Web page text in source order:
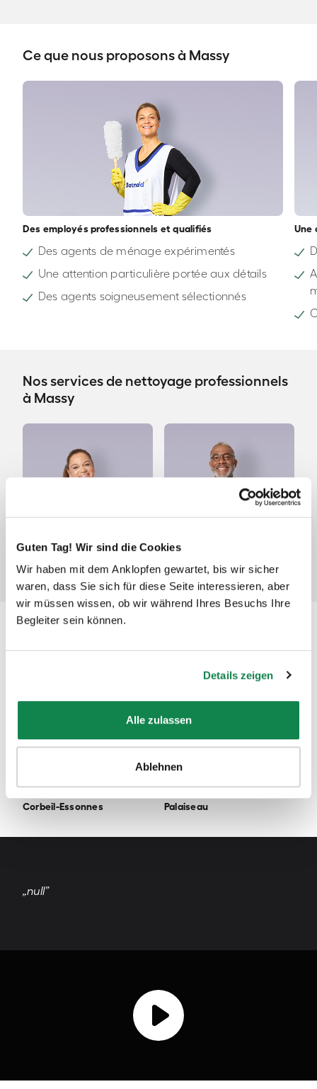
Guten Tag! Wir sind die Cookies
Wir haben mit dem Anklopfen gewartet, bis wir sicher
waren, dass Sie sich für diese Seite interessieren, aber
wir müssen wissen, ob wir während Ihres Besuchs Ihre
Begleiter sein können.
Details zeigen
Alle zulassen
Ablehnen
Ce que nous proposons à Massy
Des employés professionnels et qualifiés
Des agents de ménage expérimentés
Une attention particulière portée aux détails
Des agents soigneusement sélectionnés
Une
Nos services de nettoyage professionnels
à Massy
Ménage à domicile Ménage de fin de bail
Corbeil-Essonnes Palaiseau
„null”